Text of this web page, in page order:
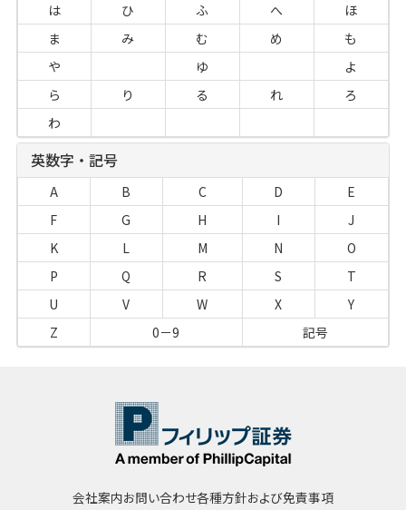
は
ひ ふ へ
ほ
ま
み む め
も
や
ゆ
よ
ら
り る れ
ろ
わ
英数字・記号
A B C D
E
F
G H I
J
K
L M N
O
P
Q R S
T
U
V W X
Y
Z
0－9 記号
会社案内お問い合わせ各種方針および免責事項